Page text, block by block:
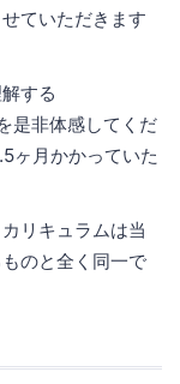
ていただきます
する
是非体感してくだ
ヶ月かかっていた
リキュラムは当
のと全く同一で